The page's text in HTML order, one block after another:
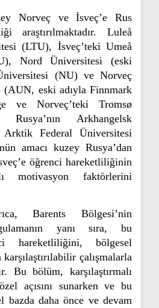
Norveç ve İsveç’e Rus
araştırılmaktadır. Luleå
(LTU), İsveç’teki Umeå
Nord Üniversitesi (eski
(NU) ve Norveç
eski adıyla Finnmark
ve Norveç’teki Tromsø
Arkhangelsk
Federal Üniversitesi
amacı kuzey Rusya’dan
öğrenci hareketliliğinin
motivasyon faktörlerini
Barents Bölgesi’nin
yanı sıra, bu
hareketliliğini, bölgesel
çalışmalarla
Bu bölüm, karşılaştırmalı
açısını sunarken ve bu
bazda daha önce ve devam